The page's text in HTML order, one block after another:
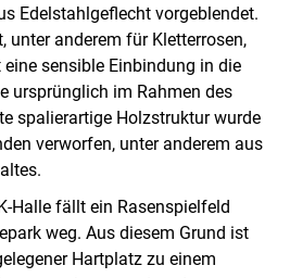
Edelstahlgeflecht vorgeblendet.
unter anderem für Kletterrosen,
sensible Einbindung in die
ursprünglich im Rahmen des
spalierartige Holzstruktur wurde
verworfen, unter anderem aus
Halle fällt ein Rasenspielfeld
weg. Aus diesem Grund ist
Hartplatz zu einem